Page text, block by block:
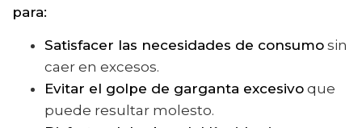
para:
Satisfacer las necesidades de consumo sin
caer en excesos.
Evitar el golpe de garganta excesivo que
puede resultar molesto.